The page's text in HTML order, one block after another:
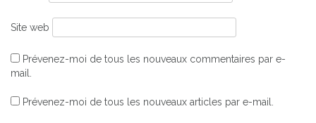
Site web
Prévenez-moi de tous les nouveaux commentaires par e-
mail.
Prévenez-moi de tous les nouveaux articles par e-mail.